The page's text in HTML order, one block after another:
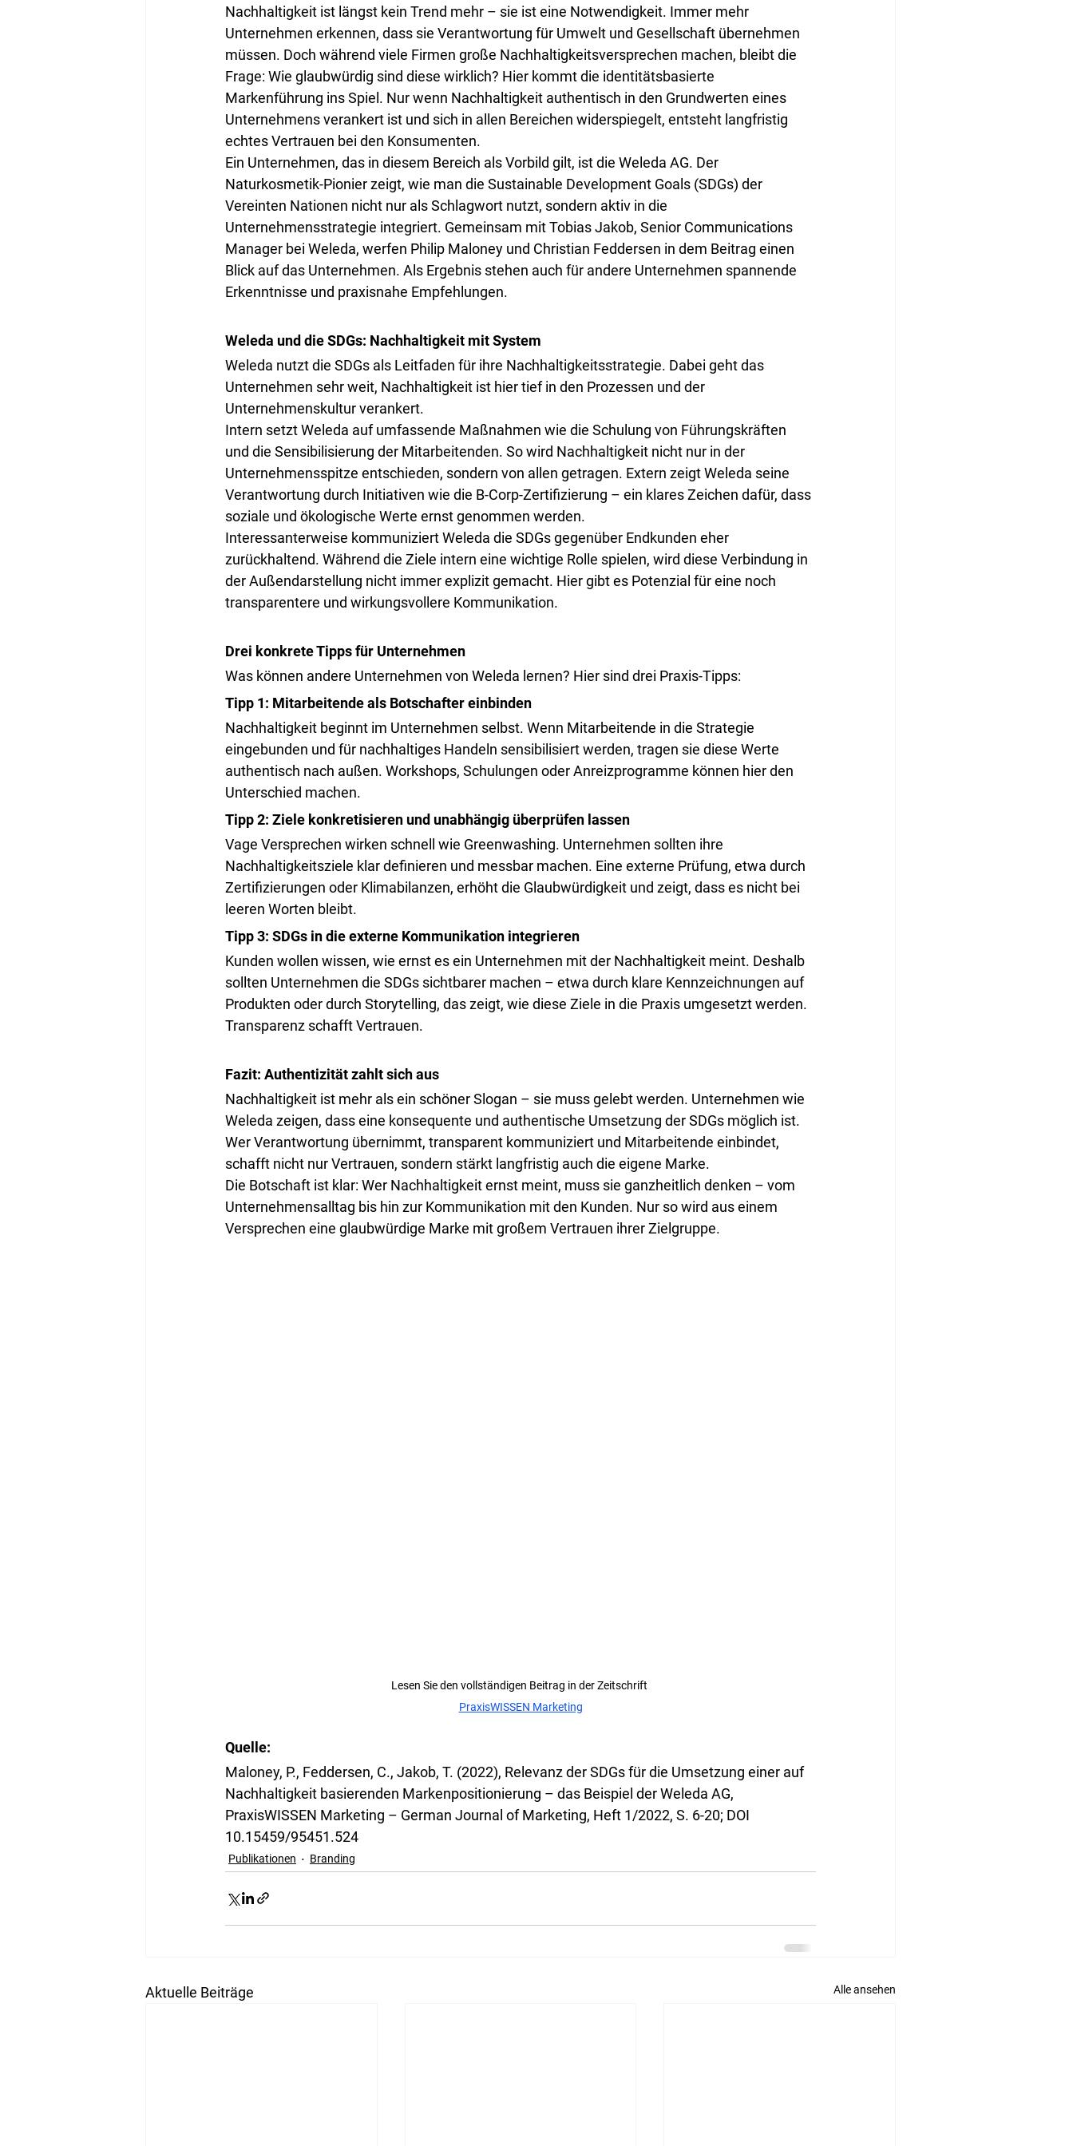
Nachhaltigkeit ist längst kein Trend mehr – sie ist eine Notwendigkeit. Immer mehr
Unternehmen erkennen, dass sie Verantwortung für Umwelt und Gesellschaft übernehmen
müssen. Doch während viele Firmen große Nachhaltigkeitsversprechen machen, bleibt die
Frage: Wie glaubwürdig sind diese wirklich? Hier kommt die identitätsbasierte
Markenführung ins Spiel. Nur wenn Nachhaltigkeit authentisch in den Grundwerten eines
Unternehmens verankert ist und sich in allen Bereichen widerspiegelt, entsteht langfristig
echtes Vertrauen bei den Konsumenten.
Ein Unternehmen, das in diesem Bereich als Vorbild gilt, ist die Weleda AG. Der
Naturkosmetik-Pionier zeigt, wie man die Sustainable Development Goals (SDGs) der
Vereinten Nationen nicht nur als Schlagwort nutzt, sondern aktiv in die
Unternehmensstrategie integriert. Gemeinsam mit Tobias Jakob, Senior Communications
Manager bei Weleda, werfen Philip Maloney und Christian Feddersen in dem Beitrag einen
Blick auf das Unternehmen. Als Ergebnis stehen auch für andere Unternehmen spannende
Erkenntnisse und praxisnahe Empfehlungen.
Weleda und die SDGs: Nachhaltigkeit mit System
Weleda nutzt die SDGs als Leitfaden für ihre Nachhaltigkeitsstrategie. Dabei geht das
Unternehmen sehr weit, Nachhaltigkeit ist hier tief in den Prozessen und der
Unternehmenskultur verankert.
Intern setzt Weleda auf umfassende Maßnahmen wie die Schulung von Führungskräften
und die Sensibilisierung der Mitarbeitenden. So wird Nachhaltigkeit nicht nur in der
Unternehmensspitze entschieden, sondern von allen getragen. Extern zeigt Weleda seine
Verantwortung durch Initiativen wie die B-Corp-Zertifizierung – ein klares Zeichen dafür, dass
soziale und ökologische Werte ernst genommen werden.
Interessanterweise kommuniziert Weleda die SDGs gegenüber Endkunden eher
zurückhaltend. Während die Ziele intern eine wichtige Rolle spielen, wird diese Verbindung in
der Außendarstellung nicht immer explizit gemacht. Hier gibt es Potenzial für eine noch
transparentere und wirkungsvollere Kommunikation.
Drei konkrete Tipps für Unternehmen
Was können andere Unternehmen von Weleda lernen? Hier sind drei Praxis-Tipps:
Tipp 1: Mitarbeitende als Botschafter einbinden
Nachhaltigkeit beginnt im Unternehmen selbst. Wenn Mitarbeitende in die Strategie
eingebunden und für nachhaltiges Handeln sensibilisiert werden, tragen sie diese Werte
authentisch nach außen. Workshops, Schulungen oder Anreizprogramme können hier den
Unterschied machen.
Tipp 2: Ziele konkretisieren und unabhängig überprüfen lassen
Vage Versprechen wirken schnell wie Greenwashing. Unternehmen sollten ihre
Nachhaltigkeitsziele klar definieren und messbar machen. Eine externe Prüfung, etwa durch
Zertifizierungen oder Klimabilanzen, erhöht die Glaubwürdigkeit und zeigt, dass es nicht bei
leeren Worten bleibt.
Tipp 3: SDGs in die externe Kommunikation integrieren
Kunden wollen wissen, wie ernst es ein Unternehmen mit der Nachhaltigkeit meint. Deshalb
sollten Unternehmen die SDGs sichtbarer machen – etwa durch klare Kennzeichnungen auf
Produkten oder durch Storytelling, das zeigt, wie diese Ziele in die Praxis umgesetzt werden.
Transparenz schafft Vertrauen.
Fazit: Authentizität zahlt sich aus
Nachhaltigkeit ist mehr als ein schöner Slogan – sie muss gelebt werden. Unternehmen wie
Weleda zeigen, dass eine konsequente und authentische Umsetzung der SDGs möglich ist.
Wer Verantwortung übernimmt, transparent kommuniziert und Mitarbeitende einbindet,
schafft nicht nur Vertrauen, sondern stärkt langfristig auch die eigene Marke.
Die Botschaft ist klar: Wer Nachhaltigkeit ernst meint, muss sie ganzheitlich denken – vom
Unternehmensalltag bis hin zur Kommunikation mit den Kunden. Nur so wird aus einem
Versprechen eine glaubwürdige Marke mit großem Vertrauen ihrer Zielgruppe.
Lesen Sie den vollständigen Beitrag in der Zeitschrift
PraxisWISSEN Marketing
Quelle:
Maloney, P., Feddersen, C., Jakob, T. (2022), Relevanz der SDGs für die Umsetzung einer auf
Nachhaltigkeit basierenden Markenpositionierung – das Beispiel der Weleda AG,
PraxisWISSEN Marketing – German Journal of Marketing, Heft 1/2022, S. 6-20; DOI
10.15459/95451.524
Publikationen Branding
Aktuelle Beiträge Alle ansehen